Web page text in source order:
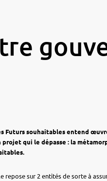
Futurs souhaitables entend
projet qui le dépasse : la
repose sur 2 entités de sorte à